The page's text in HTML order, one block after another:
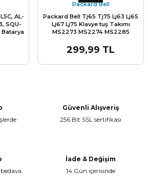
AL-
SQU-
Batarya
Packard Bell
Packard Bell Tj65 Tj75 Lj63 Lj65
Lj67 Lj75 Klavye tuş Takımı
MS2273 MS2274 MS2285
299,99 TL
Güvenli Alışveriş
256 Bit SSL sertifikası
İade & Değişim
14 Gün içerisinde